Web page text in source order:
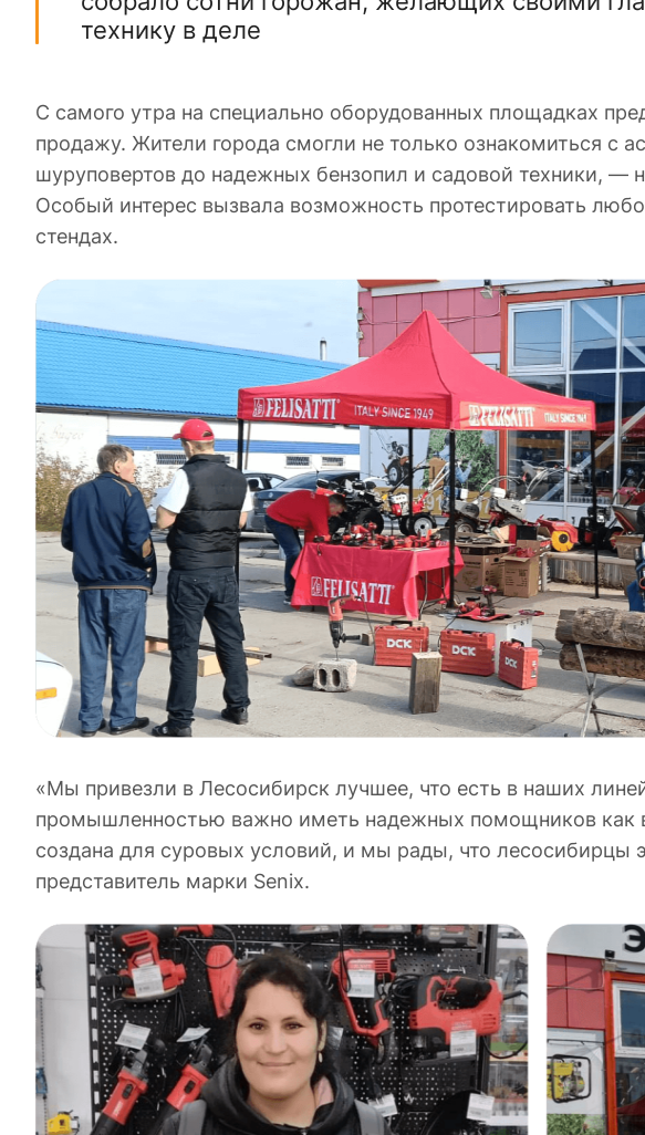
технику в деле
С самого утра на специально оборудованных площадках
продажу. Жители города смогли не только ознакомиться
шуруповертов до надежных бензопил и садовой техники, —
Особый интерес вызвала возможность протестировать
стендах.
«Мы привезли в Лесосибирск лучшее, что есть в наших
промышленностью важно иметь надежных помощников как
создана для суровых условий, и мы рады, что лесосибирцы
представитель марки Senix.